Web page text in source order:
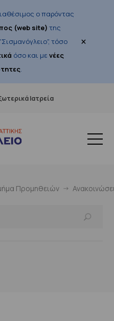
ο παρόντας
(web site) της
τόσο
όσο και μενέες
.
×
Ιατρεία
Προμηθειών